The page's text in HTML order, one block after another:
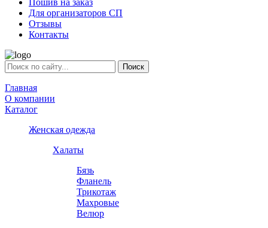
Пошив на заказ
Для организаторов СП
Отзывы
Контакты
Главная
О компании
Каталог
Женская одежда
Халаты
Бязь
Фланель
Трикотаж
Махровые
Велюр